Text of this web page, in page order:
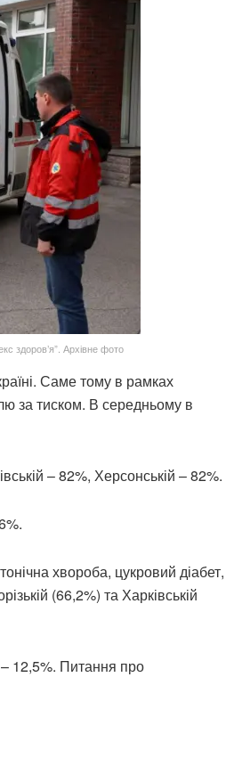
здоров’я”. Архівне фото
Саме тому в рамках
за тиском. В середньому в
– 82%, Херсонській – 82%.
хвороба, цукровий діабет,
(66,2%) та Харківській
– 12,5%. Питання про